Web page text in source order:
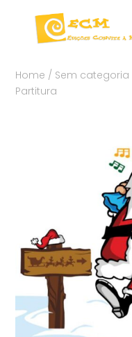
Home / Sem categoria
Partitura